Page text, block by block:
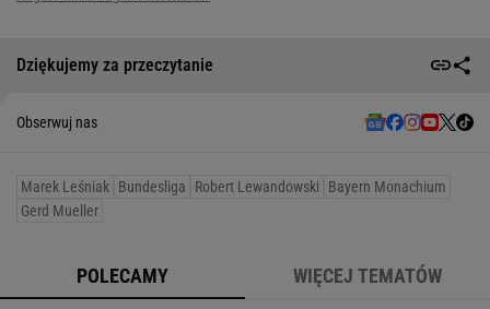
Dziękujemy za przeczytanie
Obserwuj nas
Marek Leśniak Bundesliga Robert Lewandowski
Bayern Monachium
Gerd Mueller
POLECAMY WIĘCEJ TEMATÓW